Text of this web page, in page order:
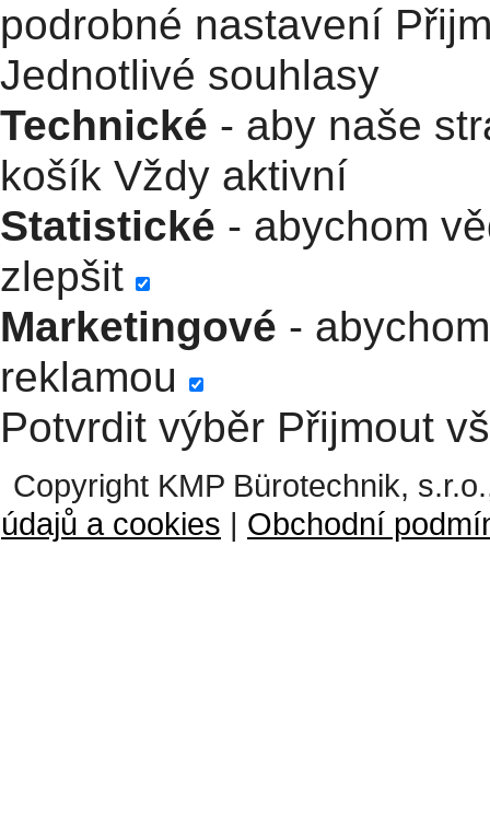
podrobné nastavení
Jednotlivé souhlasy
Technické - aby naše
košík Vždy aktivní
Statistické - abychom
zlepšit
Marketingové -
reklamou
Potvrdit výběr Přijmout
Copyright KMP Bürotechnik,
údajů a cookies | Obchodní